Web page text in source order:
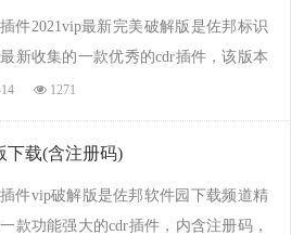
件2021vip最新完美破解版是佐邦标识
新收集的一款优秀的cdr插件，该版本
可使用全部VIP功能，支持32位、64
2021的所有cdr版本，兼容win7,win10
操作系统，是迄今为止最为完美...
1271
下载(含注册码)
件vip破解版是佐邦软件园下载频道精
款功能强大的cdr插件，内含注册码，